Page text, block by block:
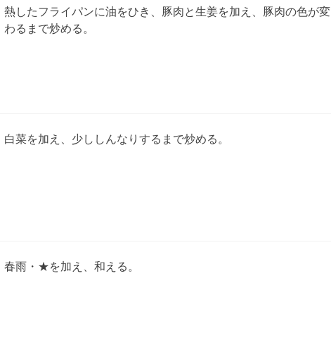
熱したフライパンに油をひき、豚肉と生姜を加え、豚肉の色が変
わるまで炒める。
白菜を加え、少ししんなりするまで炒める。
春雨・★を加え、和える。